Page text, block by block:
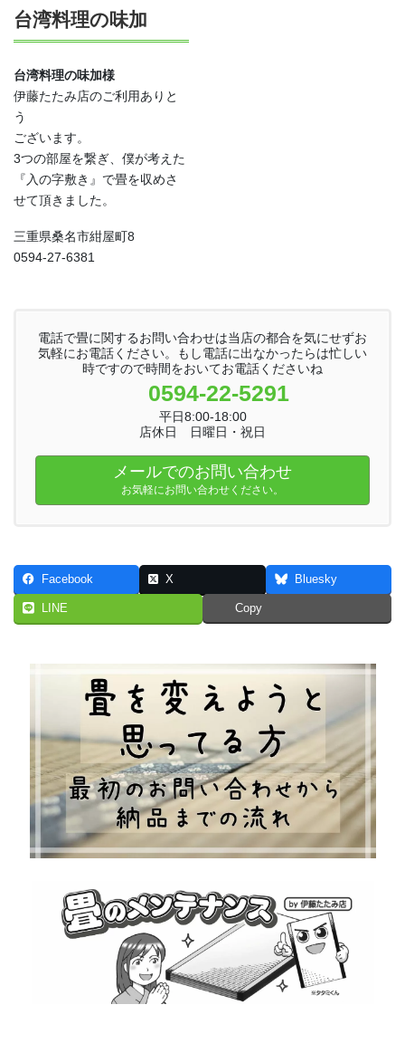
台湾料理の味加
台湾料理の味加様
伊藤たたみ店のご利用ありと
う
ございます。
3つの部屋を繋ぎ、僕が考えた
『入の字敷き』で畳を収めさ
せて頂きました。
三重県桑名市紺屋町8
0594-27-6381
電話で畳に関するお問い合わせは当店の都合を気にせずお
気軽にお電話ください。もし電話に出なかったらは忙しい
時ですので時間をおいてお電話くださいね
0594-22-5291
平日8:00-18:00
店休日 日曜日・祝日
メールでのお問い合わせ
お気軽にお問い合わせください。
Facebook X Bluesky
LINE Copy